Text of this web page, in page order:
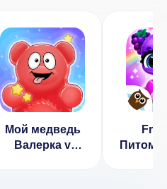
Мой медведь
Валерка v